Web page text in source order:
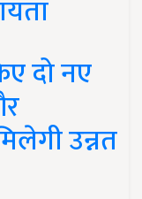
दो नए
उन्नत